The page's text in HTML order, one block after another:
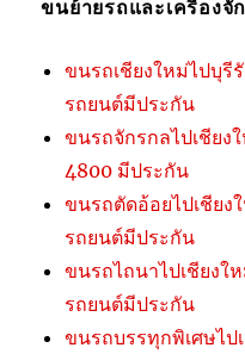
ขนย้ายรถและเครื่องจั
ขนรถเชียงใหม่ไปบุ
รถยนต์มีประกัน
ขนรถจักรกลไปเชีย
4800 มีประกัน
ขนรถตัดอ้อยไปเชีย
รถยนต์มีประกัน
ขนรถไถนาไปเชียง
รถยนต์มีประกัน
ขนรถบรรทุกพิเศษไ